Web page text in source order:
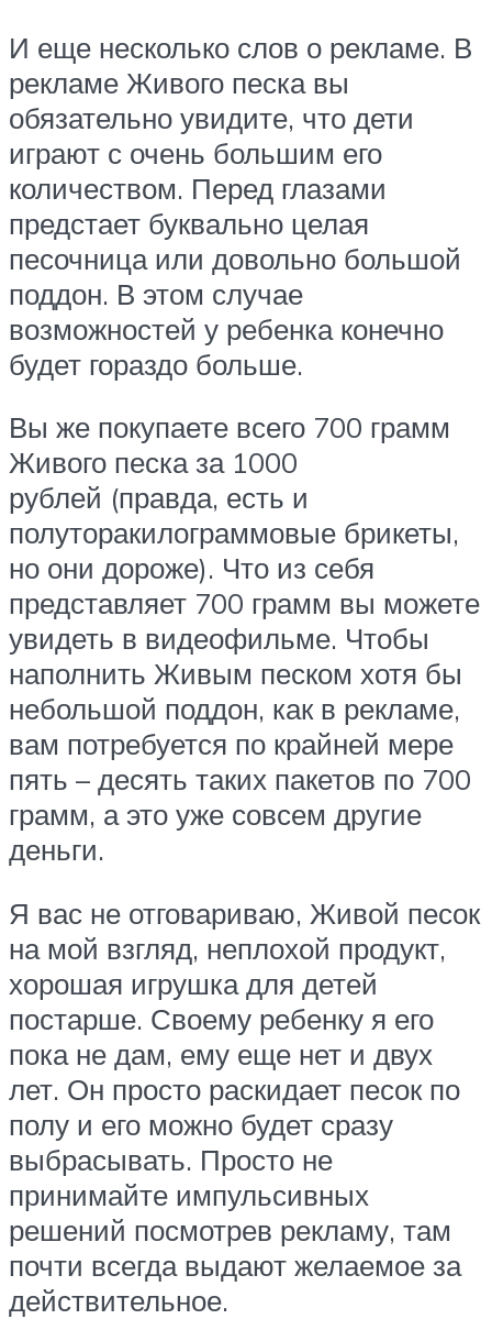
И еще несколько слов о рекламе. В
рекламе Живого песка вы
обязательно увидите, что дети
играют с очень большим его
количеством. Перед глазами
предстает буквально целая
песочница или довольно большой
поддон. В этом случае
возможностей у ребенка конечно
будет гораздо больше.
Вы же покупаете всего 700 грамм
Живого песка за 1000
рублей (правда, есть и
полуторакилограммовые брикеты,
но они дороже). Что из себя
представляет 700 грамм вы можете
увидеть в видеофильме. Чтобы
наполнить Живым песком хотя бы
небольшой поддон, как в рекламе,
вам потребуется по крайней мере
пять – десять таких пакетов по 700
грамм, а это уже совсем другие
деньги.
Я вас не отговариваю, Живой песок
на мой взгляд, неплохой продукт,
хорошая игрушка для детей
постарше. Своему ребенку я его
пока не дам, ему еще нет и двух
лет. Он просто раскидает песок по
полу и его можно будет сразу
выбрасывать. Просто не
принимайте импульсивных
решений посмотрев рекламу, там
почти всегда выдают желаемое за
действительное.